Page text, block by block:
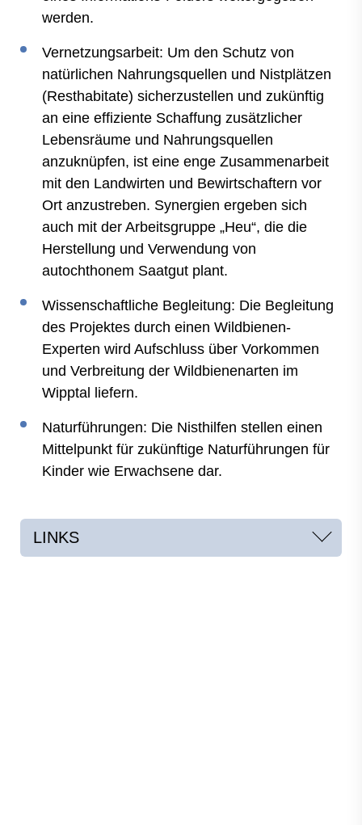
werden.
Vernetzungsarbeit: Um den Schutz von
natürlichen Nahrungsquellen und Nistplätzen
(Resthabitate) sicherzustellen und zukünftig
an eine effiziente Schaffung zusätzlicher
Lebensräume und Nahrungsquellen
anzuknüpfen, ist eine enge Zusammenarbeit
mit den Landwirten und Bewirtschaftern vor
Ort anzustreben. Synergien ergeben sich
auch mit der Arbeitsgruppe „Heu“, die die
Herstellung und Verwendung von
autochthonem Saatgut plant.
Wissenschaftliche Begleitung: Die Begleitung
des Projektes durch einen Wildbienen-
Experten wird Aufschluss über Vorkommen
und Verbreitung der Wildbienenarten im
Wipptal liefern.
Naturführungen: Die Nisthilfen stellen einen
Mittelpunkt für zukünftige Naturführungen für
Kinder wie Erwachsene dar.
LINKS